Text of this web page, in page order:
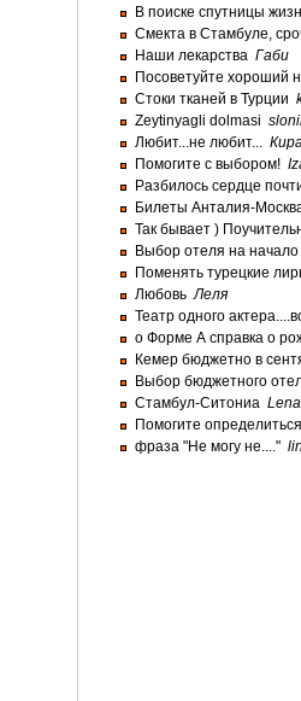
В поиске спутницы
Смекта в Стамбуле,
Наши лекарства Габи
Посоветуйте хороший
Стоки тканей в Турции
Zeytinyagli dolmasi
Любит...не любит...
Помогите с выбором!
Разбилось сердце
Билеты Анталия-
Так бывает )
Выбор отеля на
Поменять турецкие
Любовь Леля
Театр одного
о Форме А справка о
Кемер бюджетно в
Выбор бюджетного
Стамбул-Ситониа
Помогите
фраза "Не могу не...."